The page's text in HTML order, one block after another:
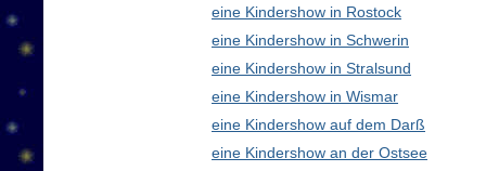
eine Kindershow in Rostock
eine Kindershow in Schwerin
eine Kindershow in Stralsund
eine Kindershow in Wismar
eine Kindershow auf dem Darß
eine Kindershow an der Ostsee